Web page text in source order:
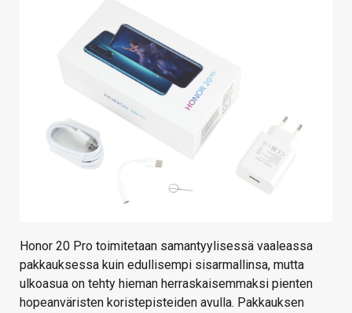
Honor 20 Pro toimitetaan samantyylisessä vaaleassa
pakkauksessa kuin edullisempi sisarmallinsa, mutta
ulkoasua on tehty hieman herraskaisemmaksi pienten
hopeanväristen koristepisteiden avulla. Pakkauksen